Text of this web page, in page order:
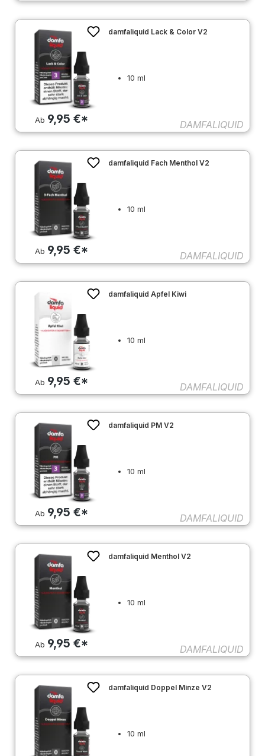
Ab 9,95 €*
damfaliquid Lack & Color V2
10 ml
DAMFALIQUID
Ab 9,95 €*
damfaliquid Fach Menthol V2
10 ml
DAMFALIQUID
Ab 9,95 €*
damfaliquid Apfel Kiwi
10 ml
DAMFALIQUID
Ab 9,95 €*
damfaliquid PM V2
10 ml
DAMFALIQUID
Ab 9,95 €*
damfaliquid Menthol V2
10 ml
DAMFALIQUID
damfaliquid Doppel Minze V2
10 ml